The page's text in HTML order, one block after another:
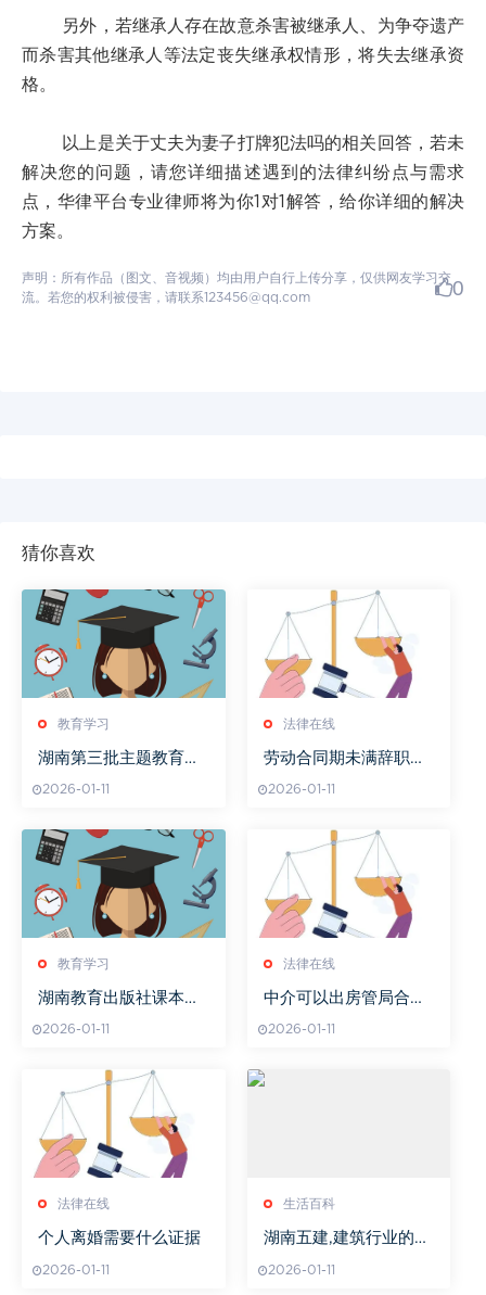
另外，若继承人存在故意杀害被继承人、为争夺遗产
而杀害其他继承人等法定丧失继承权情形，将失去继承资
格。
以上是关于丈夫为妻子打牌犯法吗的相关回答，若未
解决您的问题，请您详细描述遇到的法律纠纷点与需求
点，华律平台专业律师将为你1对1解答，给你详细的解决
方案。
声明：所有作品（图文、音视频）均由用户自行上传分享，仅供网友学习交
流。若您的权利被侵害，请联系123456@qq.com
0
猜你喜欢
教育学习
湖南第三批主题教育取
2026-01-11
法律在线
劳动合同期未满辞职是
2026-01-11
教育学习
湖南教育出版社课本预
2026-01-11
法律在线
中介可以出房管局合同
2026-01-11
法律在线
个人离婚需要什么证据
2026-01-11
生活百科
湖南五建,建筑行业的佼
析
2026-01-11